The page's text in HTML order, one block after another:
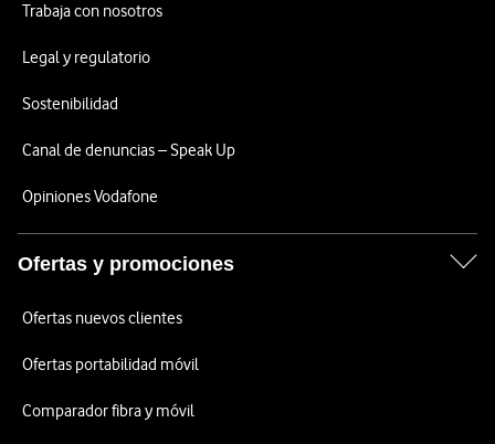
Trabaja con nosotros
Legal y regulatorio
Sostenibilidad
Canal de denuncias – Speak Up
Opiniones Vodafone
Ofertas y promociones
Ofertas nuevos clientes
Ofertas portabilidad móvil
Comparador fibra y móvil